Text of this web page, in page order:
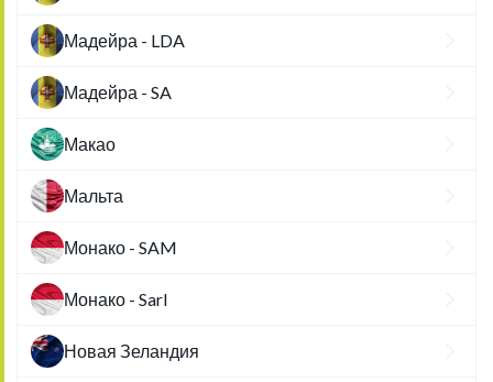
Мадейра - LDA
Мадейра - SA
Макао
Мальта
Монако - SAM
Монако - Sarl
Новая Зеландия